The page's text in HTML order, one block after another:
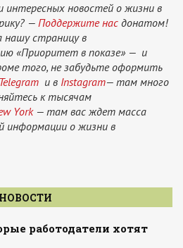
новостей о жизни в
— Поддержите нас донатом!
нашу страницу в
«Приоритет в показе» — и
того, не забудьте оформить
и в Instagram— там много
к тысячам
York— там вас ждет масса
информации о жизни в
НОВОСТИ
работодатели хотят